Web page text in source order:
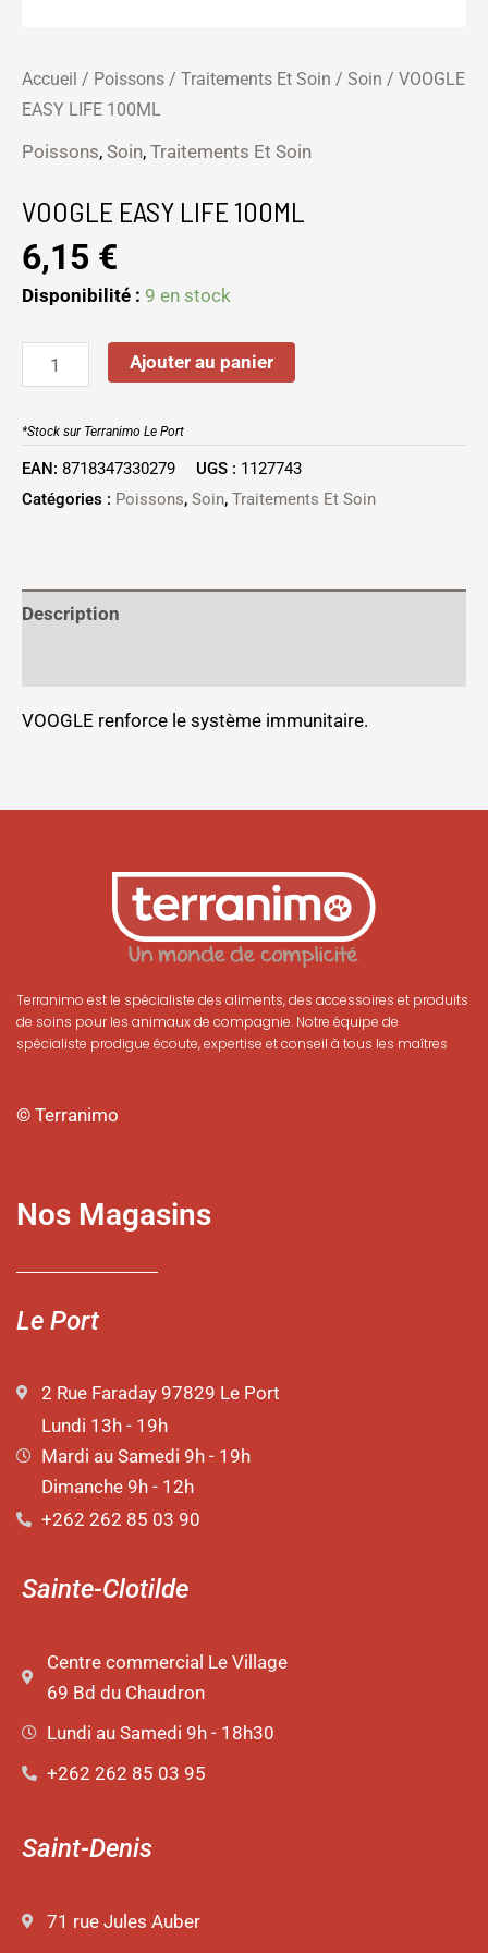
Accueil / Poissons / Traitements Et Soin / Soin / VOOGLE
EASY LIFE 100ML
Poissons, Soin, Traitements Et Soin
VOOGLE EASY LIFE 100ML
6,15 €
Disponibilité : 9 en stock
Ajouter au panier
*Stock sur Terranimo Le Port
EAN: 8718347330279 UGS : 1127743
Catégories : Poissons, Soin, Traitements Et Soin
Description
VOOGLE renforce le système immunitaire.
Terranimo est le spécialiste des aliments, des accessoires et produits
de soins pour les animaux de compagnie. Notre équipe de
spécialiste prodigue écoute, expertise et conseil à tous les maîtres
© Terranimo
Nos Magasins
Le Port
2 Rue Faraday 97829 Le Port
Lundi 13h - 19h
Mardi au Samedi 9h - 19h
Dimanche 9h - 12h
+262 262 85 03 90
Sainte-Clotilde
Centre commercial Le Village
69 Bd du Chaudron
Lundi au Samedi 9h - 18h30
+262 262 85 03 95
Saint-Denis
71 rue Jules Auber